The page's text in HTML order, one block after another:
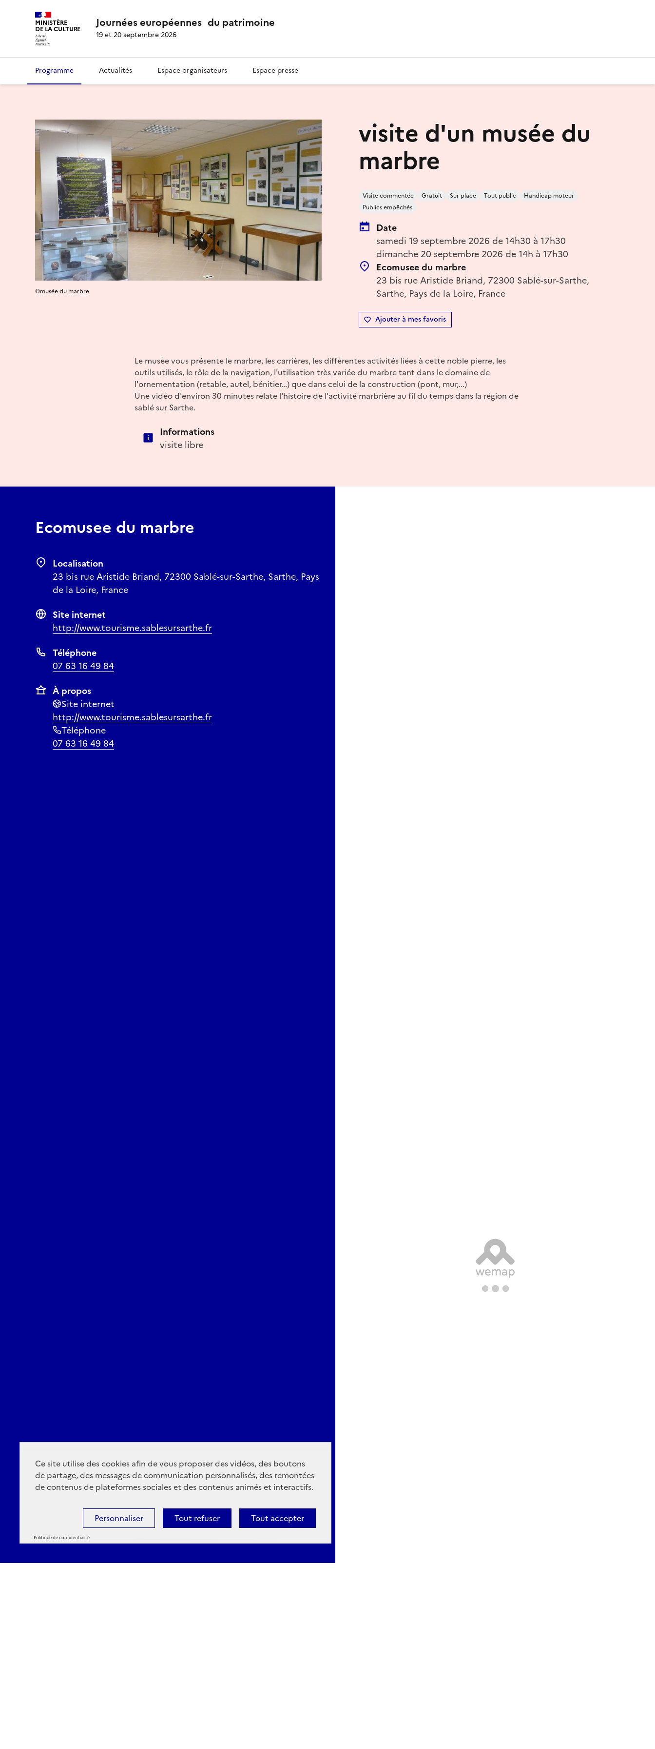
Ce site utilise des cookies afin de vous proposer des vidéos, des boutons
de partage, des messages de communication personnalisés, des remontées
de contenus de plateformes sociales et des contenus animés et interactifs.
Tout accepter
Tout refuser
Personnaliser
Politique de confidentialité
MINISTÈRE
DE LA CULTURE Journées européennes du patrimoine
19 et 20 septembre 2026
Programme Actualités Espace organisateurs Espace presse
visite d'un musée du
marbre
Visite commentée Gratuit Sur place Tout public
Handicap moteur
Publics empêchés
Date
samedi 19 septembre 2026 de 14h30 à 17h30
dimanche 20 septembre 2026 de 14h à 17h30
Ecomusee du marbre
23 bis rue Aristide Briand, 72300 Sablé-sur-Sarthe,
Sarthe, Pays de la Loire, France
Ajouter à mes favoris
©musée du marbre
Le musée vous présente le marbre, les carrières, les différentes activités liées à cette noble pierre, les
outils utilisés, le rôle de la navigation, l'utilisation très variée du marbre tant dans le domaine de
l'ornementation (retable, autel, bénitier...) que dans celui de la construction (pont, mur,...)
Une vidéo d'environ 30 minutes relate l'histoire de l'activité marbrière au fil du temps dans la région de
sablé sur Sarthe.
Informations
visite libre
Ecomusee du marbre
Localisation
23 bis rue Aristide Briand, 72300 Sablé-sur-Sarthe, Sarthe, Pays
de la Loire, France
Site internet
http://www.tourisme.sablesursarthe.fr
Téléphone
07 63 16 49 84
À propos
Site internet
http://www.tourisme.sablesursarthe.fr
Téléphone
07 63 16 49 84